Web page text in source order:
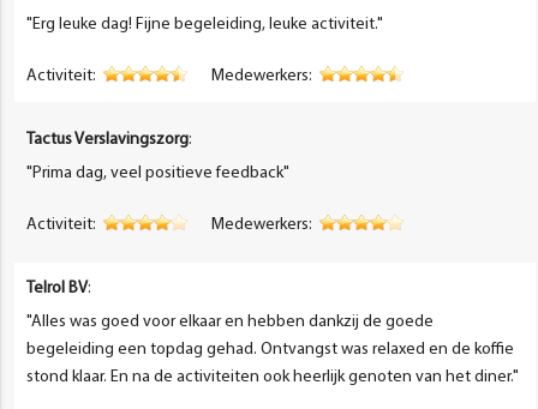
"Erg leuke dag! Fijne begeleiding, leuke activiteit."
Activiteit: Medewerkers:
Tactus Verslavingszorg:
"Prima dag, veel positieve feedback"
Activiteit: Medewerkers:
Telrol BV:
"Alles was goed voor elkaar en hebben dankzij de goede
begeleiding een topdag gehad. Ontvangst was relaxed en de koffie
stond klaar. En na de activiteiten ook heerlijk genoten van het diner."